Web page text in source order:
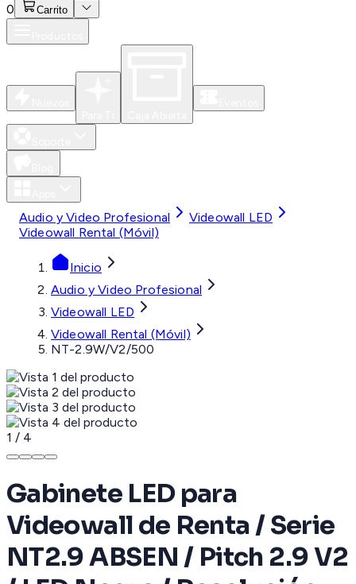
0 Carrito
Audio y Video Profesional
Videowall LED
Videowall Rental (Móvil)
Inicio
Audio y Video Profesional
Videowall LED
Videowall Rental (Móvil)
NT-2.9W/V2/500
1 / 4
Gabinete LED para
Videowall de Renta / Serie
NT2.9 ABSEN / Pitch 2.9 V2